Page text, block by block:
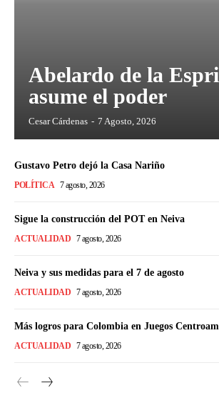
Abelardo de la
asume el poder
Cesar Cárdenas - 7 Agosto, 2026
Gustavo Petro dejó la Casa Nariño
POLÍTICA 7 agosto, 2026
Sigue la construcción del POT en Neiva
ACTUALIDAD 7 agosto, 2026
Neiva y sus medidas para el 7 de agosto
ACTUALIDAD 7 agosto, 2026
Más logros para Colombia en Juegos
ACTUALIDAD 7 agosto, 2026